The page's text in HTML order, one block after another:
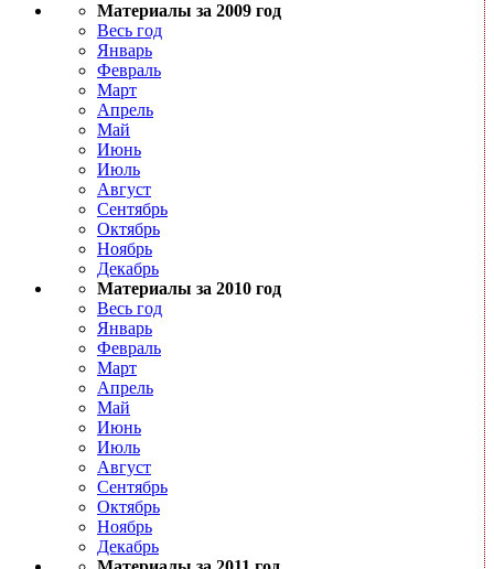
Материалы за 2009 год
Весь год
Январь
Февраль
Март
Апрель
Май
Июнь
Июль
Август
Сентябрь
Октябрь
Ноябрь
Декабрь
Материалы за 2010 год
Весь год
Январь
Февраль
Март
Апрель
Май
Июнь
Июль
Август
Сентябрь
Октябрь
Ноябрь
Декабрь